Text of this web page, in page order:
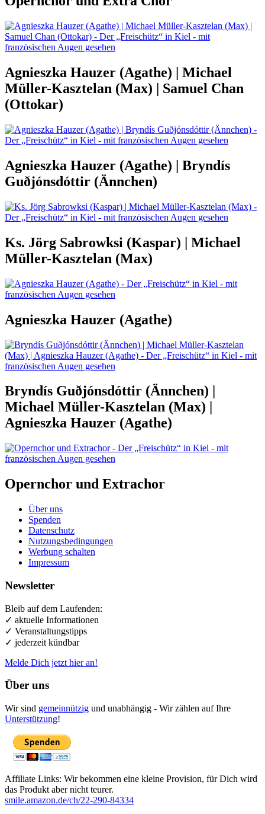
Agnieszka Hauzer (Agathe) | Michael
Müller-Kasztelan (Max) | Samuel Chan
(Ottokar)
Agnieszka Hauzer (Agathe) | Bryndís
Guðjónsdóttir (Ännchen)
Ks. Jörg Sabrowksi (Kaspar) | Michael
Müller-Kasztelan (Max)
Agnieszka Hauzer (Agathe)
Bryndís Guðjónsdóttir (Ännchen) |
Michael Müller-Kasztelan (Max) |
Agnieszka Hauzer (Agathe)
Opernchor und Extrachor
Über uns
Spenden
Datenschutz
Nutzungsbedingungen
Werbung schalten
Impressum
Newsletter
Bleib auf dem Laufenden:
✓ aktuelle Informationen
✓ Veranstaltungstipps
✓ jederzeit kündbar
Melde Dich jetzt hier an!
Über uns
Wir sind gemeinnützig und unabhängig - Wir zählen auf Ihre
Unterstützung!
Affiliate Links: Wir bekommen eine kleine Provision, für Dich wird
das Produkt aber nicht teurer.
smile.amazon.de/ch/22-290-84334